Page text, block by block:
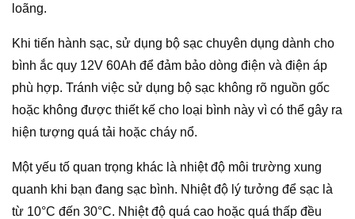
loãng.
Khi tiến hành sạc, sử dụng bộ sạc chuyên dụng dành cho
bình ắc quy 12V 60Ah để đảm bảo dòng điện và điện áp
phù hợp. Tránh việc sử dụng bộ sạc không rõ nguồn gốc
hoặc không được thiết kế cho loại bình này vì có thể gây ra
hiện tượng quá tải hoặc cháy nổ.
Một yếu tố quan trọng khác là nhiệt độ môi trường xung
quanh khi bạn đang sạc bình. Nhiệt độ lý tưởng để sạc là
từ 10°C đến 30°C. Nhiệt độ quá cao hoặc quá thấp đều